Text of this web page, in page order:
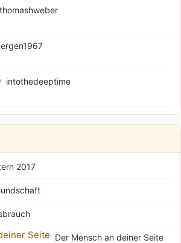
thomashweber
intothedeeptime
2017
Der Mensch an deiner Seite